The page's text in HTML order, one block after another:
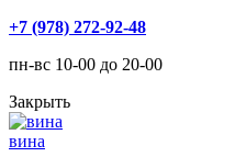
+7 (978) 272-92-48
пн-вс 10-00 до 20-00
Закрыть
вина